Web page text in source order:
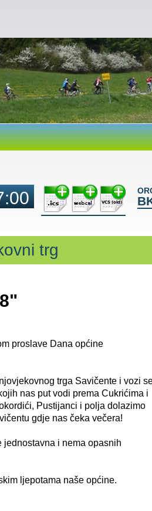
trg
proslave Dana općine
trga Savičente i vozi
nas put vodi prema Cukrićima i
Pustijanci i polja dolazimo
gdje nas čeka večera!
jednostavna i nema opasnih
ljepotama naše općine.